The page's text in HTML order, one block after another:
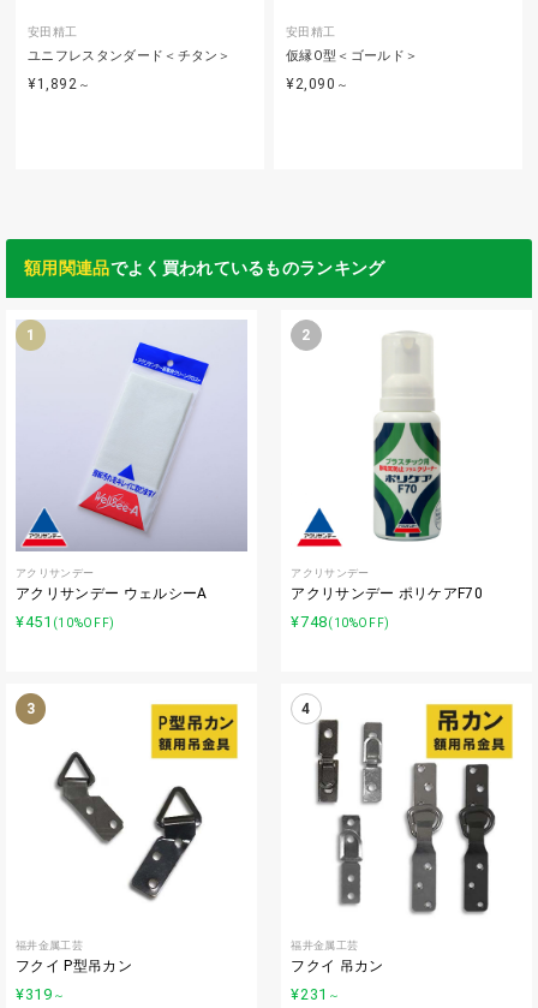
安田精工
ユニフレスタンダード＜チタン＞
¥1,892 ～
安田精工
仮縁O型＜ゴールド＞
¥2,090 ～
額用関連品でよく買われているものランキング
1
アクリサンデー
アクリサンデー ウェルシーA
¥451 (10%OFF)
2
アクリサンデー
アクリサンデー ポリケアF70
¥748(10%OFF)
3
福井金属工芸
フクイ P型吊カン
¥319 ～
4
福井金属工芸
フクイ 吊カン
¥231 ～